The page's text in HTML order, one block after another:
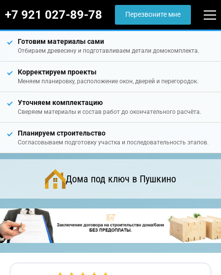
+7 921 027-89-78 Перезвоните мне
Готовим материалы сами
Отбираем древесину и подготавливаем детали домокомплекта.
Корректируем проекты
Меняем планировку, расположение окон, дверей и перегородок.
Уточняем комплектацию
Сверяем материалы и состав работ до окончательного расчёта.
Планируем строительство
Согласовываем подготовку участка и последовательность этапов.
Дома под ключ в Пушкино